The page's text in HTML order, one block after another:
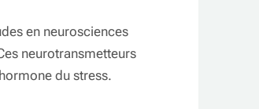
en neurosciences
neurotransmetteurs
du stress.